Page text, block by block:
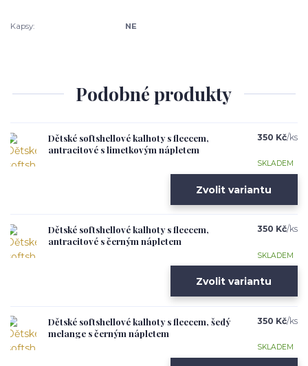
Kapsy: NE
Podobné produkty
Dětské softshellové kalhoty s fleecem,
antracitové s limetkovým nápletem
350 Kč/ks
SKLADEM
Zvolit variantu
Dětské softshellové kalhoty s fleecem,
antracitové s černým nápletem
350 Kč/ks
SKLADEM
Zvolit variantu
Dětské softshellové kalhoty s fleecem, šedý
melange s černým nápletem
350 Kč/ks
SKLADEM